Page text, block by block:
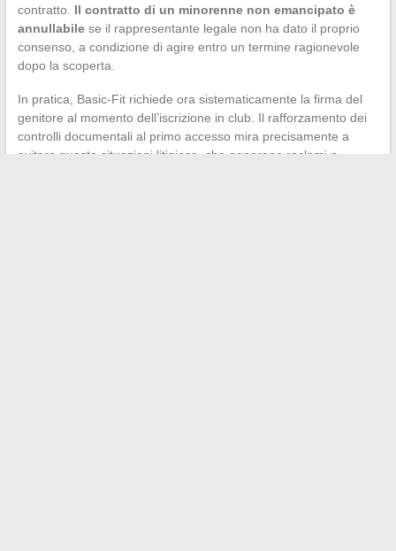
contratto. Il contratto di un minorenne non emancipato è
annullabilese il rappresentante legale non ha dato il proprio
consenso, a condizione di agire entro un termine ragionevole
dopo la scoperta.
In pratica, Basic-Fit richiede ora sistematicamente la firma del
genitore al momento dell’iscrizione in club. Il rafforzamento dei
controlli documentali al primo accesso mira precisamente a
evitare queste situazioni litigiose, che generano reclami e